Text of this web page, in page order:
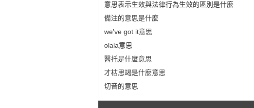
意思表示生效與法律行為生效的區別是什麼
備注的意思是什麼
we've got it意思
olala意思
醫托是什麼意思
才枯思竭是什麼意思
切音的意思